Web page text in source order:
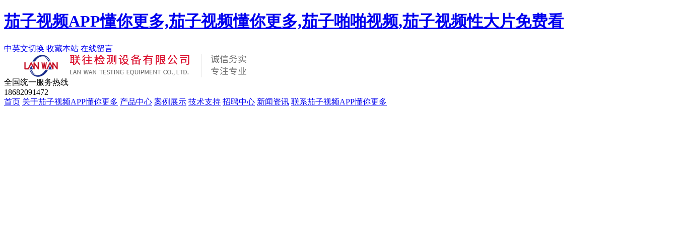
茄子视频APP懂你更多,茄子视频懂你更多,茄子啪啪视频,茄子视频性大片免费看
中英文切换 收藏本站 在线留言
全国统一服务热线
18682091472
首页 关于茄子视频APP懂你更多 产品中心 案例展示 技术支持 招聘中心 新闻资讯 联系茄子视频APP懂你更多